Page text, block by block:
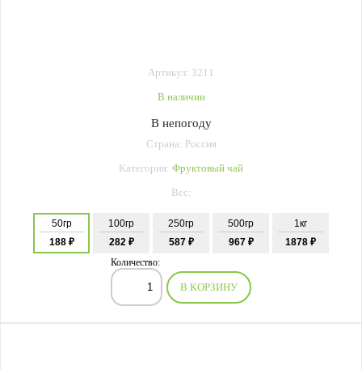
Артикул: 3211
В наличии
В непогоду
Страна: Россия
Категория: Фруктовый чай
Вес:
50гр
188 ₽
100гр
282 ₽
250гр
587 ₽
500гр
967 ₽
1кг
1878 ₽
Количество:
В КОРЗИНУ